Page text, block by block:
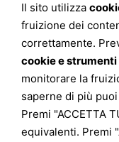
Il sito utilizza
fruizione dei
correttamente.
cookie e
monitorare la
saperne di più
Premi "ACCETTA
equivalenti. Premi